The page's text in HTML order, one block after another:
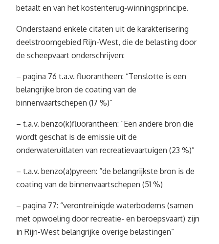
betaalt en van het kostenterug-winningsprincipe.
Onderstaand enkele citaten uit de karakterisering
deelstroomgebied Rijn-West, die de belasting door
de scheepvaart onderschrijven:
– pagina 76 t.a.v. fluorantheen: “Tenslotte is een
belangrijke bron de coating van de
binnenvaartschepen (17 %)”
– t.a.v. benzo(k)fluorantheen: “Een andere bron die
wordt geschat is de emissie uit de
onderwateruitlaten van recreatievaartuigen (23 %)”
– t.a.v. benzo(a)pyreen: “de belangrijkste bron is de
coating van de binnenvaartschepen (51 %)
– pagina 77: “verontreinigde waterbodems (samen
met opwoeling door recreatie- en beroepsvaart) zijn
in Rijn-West belangrijke overige belastingen”